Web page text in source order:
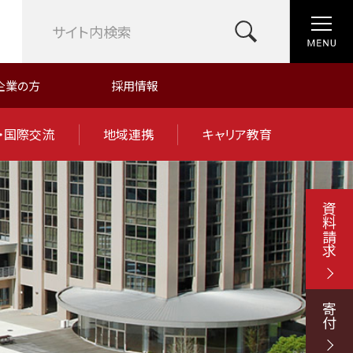
業の方 採用情報
国際交流 地域連携 キャリア教育
資料請求
寄付